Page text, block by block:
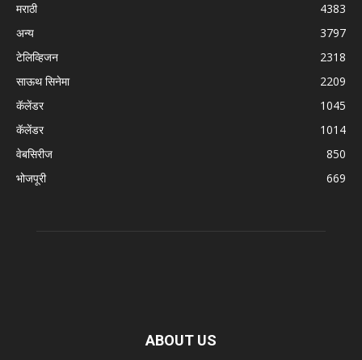
मराठी
4383
अन्य
3797
टेलिव्हिजन
2318
साऊथ सिनेमा
2209
कॅलेंडर
1045
कॅलेंडर
1014
वेबसिरीज
850
भोजपूरी
669
ABOUT US